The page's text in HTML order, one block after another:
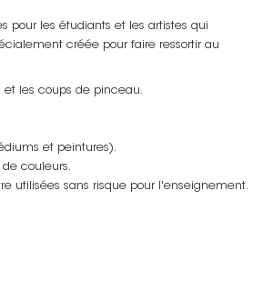
pour les étudiants et les artistes qui
créée pour faire ressortir au
et les coups de pinceau.
et peintures).
couleurs.
utilisées sans risque pour l'enseignement.